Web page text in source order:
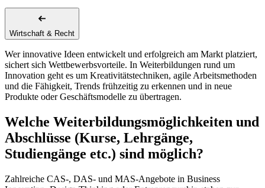
Wirtschaft & Recht
Wer innovative Ideen entwickelt und erfolgreich am Markt platziert,
sichert sich Wettbewerbsvorteile. In Weiterbildungen rund um
Innovation geht es um Kreativitätstechniken, agile Arbeitsmethoden
und die Fähigkeit, Trends frühzeitig zu erkennen und in neue
Produkte oder Geschäftsmodelle zu übertragen.
Welche Weiterbildungsmöglichkeiten und
Abschlüsse (Kurse, Lehrgänge,
Studiengänge etc.) sind möglich?
Zahlreiche CAS-, DAS- und MAS-Angebote in Business